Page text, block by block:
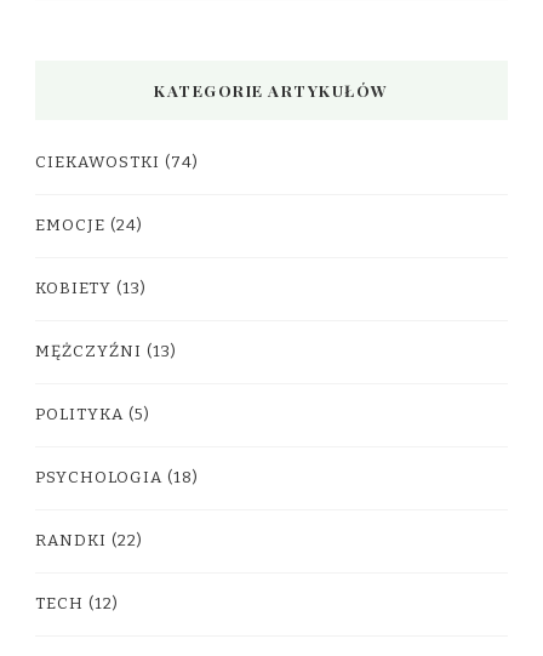
KATEGORIE ARTYKUŁÓW
CIEKAWOSTKI (74)
EMOCJE (24)
KOBIETY (13)
MĘŻCZYŹNI (13)
POLITYKA (5)
PSYCHOLOGIA (18)
RANDKI (22)
TECH (12)